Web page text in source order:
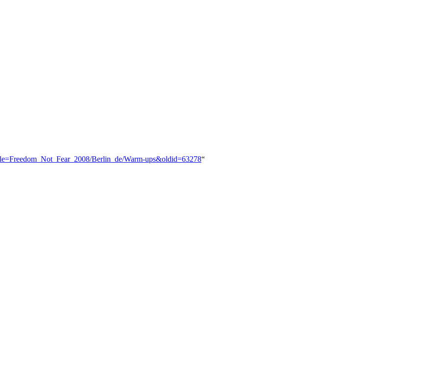
Berlin_de/Warm-ups&oldid=63278“